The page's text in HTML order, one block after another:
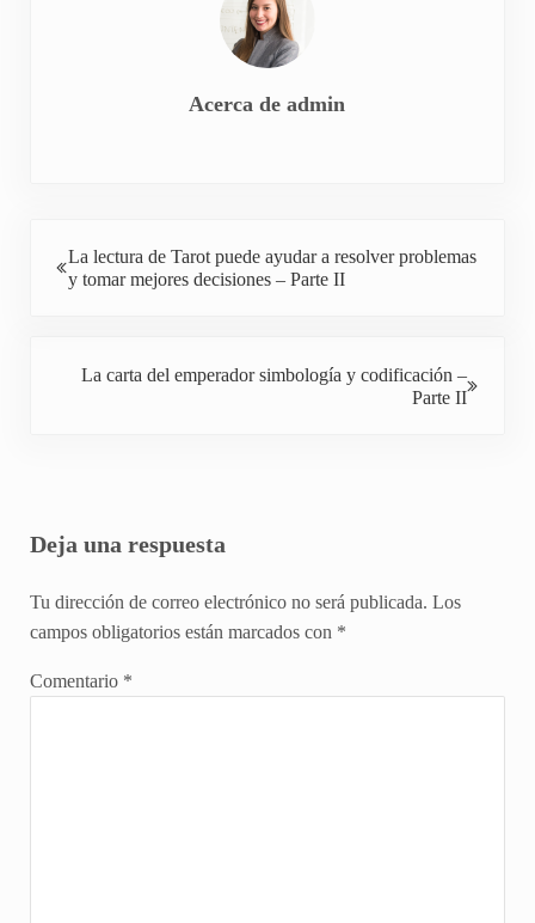
Acerca deadmin
La lectura de Tarot puede ayudar a resolver problemas
y tomar mejores decisiones – Parte II
La carta del emperador simbología y codificación –
Parte II
Deja una respuesta
Tu dirección de correo electrónico no será publicada. Los
campos obligatorios están marcados con *
Comentario *